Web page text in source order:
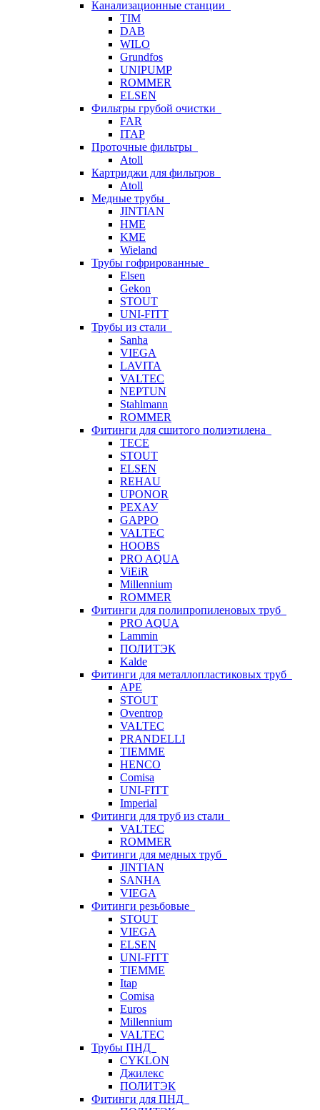
Канализационные станции
TIM
DAB
WILO
Grundfos
UNIPUMP
ROMMER
ELSEN
Фильтры грубой очистки
FAR
ITAP
Проточные фильтры
Atoll
Картриджи для фильтров
Atoll
Медные трубы
JINTIAN
HME
KME
Wieland
Трубы гофрированные
Elsen
Gekon
STOUT
UNI-FITT
Трубы из стали
Sanha
VIEGA
LAVITA
VALTEC
NEPTUN
Stahlmann
ROMMER
Фитинги для сшитого полиэтилена
TECE
STOUT
ELSEN
REHAU
UPONOR
РЕХАУ
GAPPO
VALTEC
HOOBS
PRO AQUA
ViEiR
Millennium
ROMMER
Фитинги для полипропиленовых труб
PRO AQUA
Lammin
ПОЛИТЭК
Kalde
Фитинги для металлопластиковых труб
APE
STOUT
Oventrop
VALTEC
PRANDELLI
TIEMME
HENCO
Comisa
UNI-FITT
Imperial
Фитинги для труб из стали
VALTEC
ROMMER
Фитинги для медных труб
JINTIAN
SANHA
VIEGA
Фитинги резьбовые
STOUT
VIEGA
ELSEN
UNI-FITT
TIEMME
Itap
Comisa
Euros
Millennium
VALTEC
Трубы ПНД
CYKLON
Джилекс
ПОЛИТЭК
Фитинги для ПНД